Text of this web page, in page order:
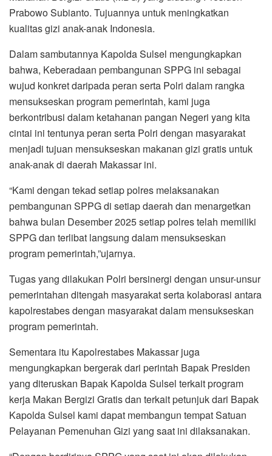
Prabowo Subianto. Tujuannya untuk meningkatkan
kualitas gizi anak-anak Indonesia.
Dalam sambutannya Kapolda Sulsel mengungkapkan
bahwa, Keberadaan pembangunan SPPG ini sebagai
wujud konkret daripada peran serta Polri dalam rangka
mensukseskan program pemerintah, kami juga
berkontribusi dalam ketahanan pangan Negeri yang kita
cintai ini tentunya peran serta Polri dengan masyarakat
menjadi tujuan mensukseskan makanan gizi gratis untuk
anak-anak di daerah Makassar ini.
“Kami dengan tekad setiap polres melaksanakan
pembangunan SPPG di setiap daerah dan menargetkan
bahwa bulan Desember 2025 setiap polres telah memiliki
SPPG dan terlibat langsung dalam mensukseskan
program pemerintah,”ujarnya.
Tugas yang dilakukan Polri bersinergi dengan unsur-unsur
pemerintahan ditengah masyarakat serta kolaborasi antara
kapolrestabes dengan masyarakat dalam mensukseskan
program pemerintah.
Sementara itu Kapolrestabes Makassar juga
mengungkapkan bergerak dari perintah Bapak Presiden
yang diteruskan Bapak Kapolda Sulsel terkait program
kerja Makan Bergizi Gratis dan terkait petunjuk dari Bapak
Kapolda Sulsel kami dapat membangun tempat Satuan
Pelayanan Pemenuhan Gizi yang saat ini dilaksanakan.